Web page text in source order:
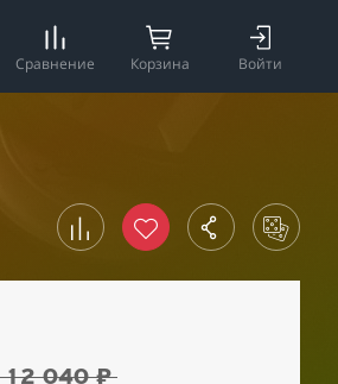
Сравнение Корзина Войти
12 040 ₽